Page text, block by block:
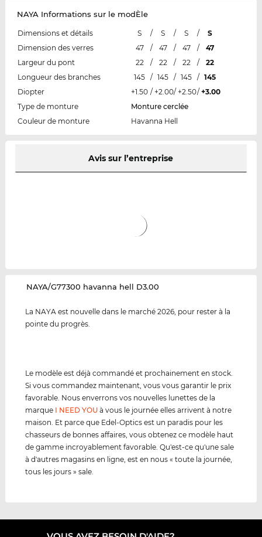
NAYA Informations sur le modÈle
Dimensions et détails S / S / S /
S
Dimension des verres
47 / 47 / 47 /
47
Largeur du pont
22 / 22 / 22 /
22
Longueur des branches
145 / 145 / 145 / 145
Diopter
+1.50 / +2.00/ +2.50/ +3.00
Type de monture
Monture cerclée
Couleur de monture
Havanna Hell
Avis sur l’entreprise
‌NAYA/G77300 havanna hell D3.00
La NAYA est nouvelle dans le marché 2026, pour rester à la
pointe du progrès.
Le modèle est déjà commandé et prochainement en stock.
Si vous commandez maintenant, vous vous garantir le prix
favorable. Nous enverrons vos nouvelles lunettes de la
marque I NEED YOU à vous le journée elles arrivent à notre
maison. Et parce que Edel-Optics est un paradis pour les
chasseurs de bonnes affaires, vous obtenez ce modèle haut
de gamme incroyablement favorable. Qu'est-ce qu'une sale
à d'autres magasins en ligne, est en nous « toute la journée,
tous les jours » sale.